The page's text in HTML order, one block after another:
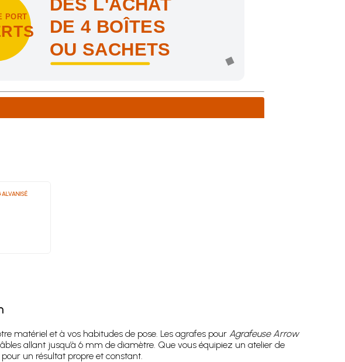
PORT
DÈS L'ACHAT
DE 4 BOÎTES
OU SACHETS
France métropolitaine !
matériel et à vos habitudes de pose. Les agrafes pour Agrafeuse Arrow
allant jusqu’à 6 mm de diamètre. Que vous équipiez un atelier de
un résultat propre et constant.